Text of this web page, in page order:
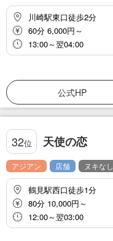
川崎駅東口徒歩2分
60分 6,000円～
13:00～翌04:00
公式HP
32位 天使の恋
アジアン 店舗 ヌキなし
鶴見駅西口徒歩1分
80分 10,000円～
12:00～翌03:00